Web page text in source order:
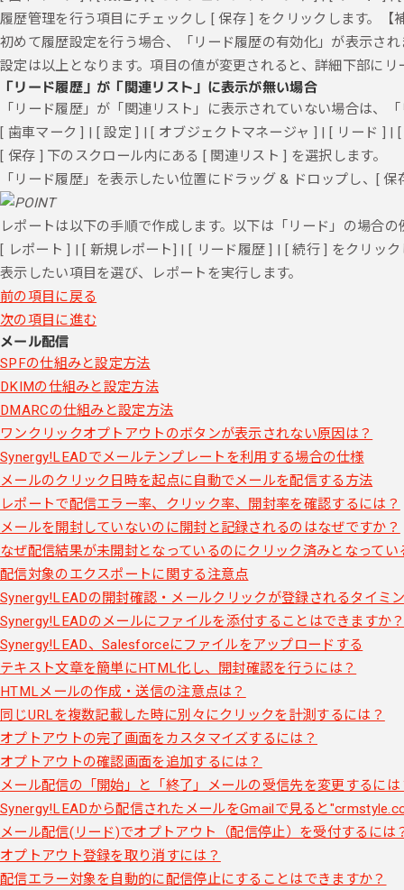
履歴管理を行う項目にチェックし [ 保存 ] をクリックします。【
初めて履歴設定を行う場合、「リード履歴の有効化」が表示さ
設定は以上となります。項目の値が変更されると、詳細下部にリ
「リード履歴」が「関連リスト」に表示が無い場合
「リード履歴」が「関連リスト」に表示されていない場合は、
[ 歯車マーク ] | [ 設定 ] | [ オブジェクトマネージャ ] | [ リード ]
[ 保存 ] 下のスクロール内にある [ 関連リスト ] を選択します。
「リード履歴」を表示したい位置にドラッグ & ドロップし、[
レポートは以下の手順で作成します。以下は「リード」の場合の
[ レポート ] | [ 新規レポート] | [ リード履歴 ] | [ 続行 ] をクリック
表示したい項目を選び、レポートを実行します。
前の項目に戻る
次の項目に進む
メール配信
SPFの仕組みと設定方法
DKIMの仕組みと設定方法
DMARCの仕組みと設定方法
ワンクリックオプトアウトのボタンが表示されない原因は？
Synergy!LEADでメールテンプレートを利用する場合の仕様
メールのクリック日時を起点に自動でメールを配信する方法
レポートで配信エラー率、クリック率、開封率を確認するには？
メールを開封していないのに開封と記録されるのはなぜですか？
なぜ配信結果が未開封となっているのにクリック済みとなってい
配信対象のエクスポートに関する注意点
Synergy!LEADの開封確認・メールクリックが登録されるタイミ
Synergy!LEADのメールにファイルを添付することはできますか
Synergy!LEAD、Salesforceにファイルをアップロードする
テキスト文章を簡単にHTML化し、開封確認を行うには？
HTMLメールの作成・送信の注意点は？
同じURLを複数記載した時に別々にクリックを計測するには？
オプトアウトの完了画面をカスタマイズするには？
オプトアウトの確認画面を追加するには？
メール配信の「開始」と「終了」メールの受信先を変更するには
Synergy!LEADから配信されたメールをGmailで見ると
メール配信(リード)でオプトアウト（配信停止）を受付するには
オプトアウト登録を取り消すには？
配信エラー対象を自動的に配信停止にすることはできますか？